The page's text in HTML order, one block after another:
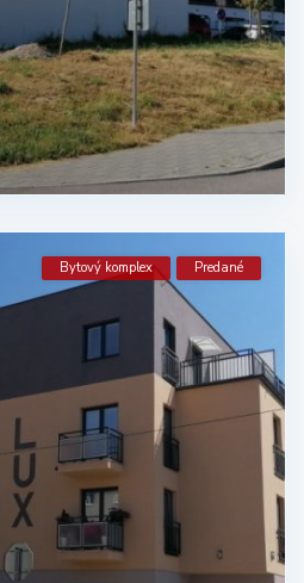
Bytový komplex Predané